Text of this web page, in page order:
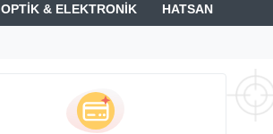
OPTİK & ELEKTRONİK HATSAN